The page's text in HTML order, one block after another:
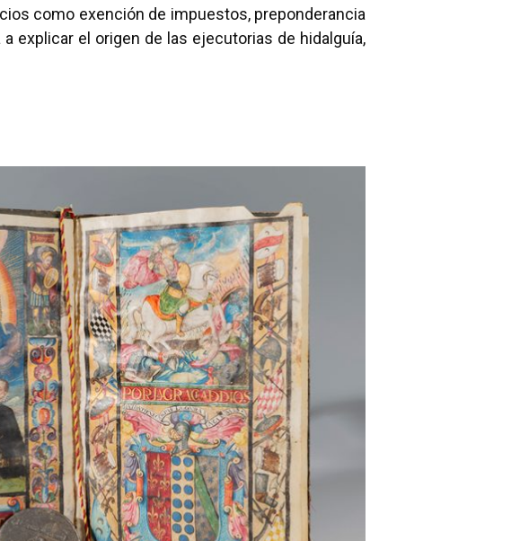
como exención de impuestos, preponderancia
explicar el origen de las ejecutorias de hidalguía,